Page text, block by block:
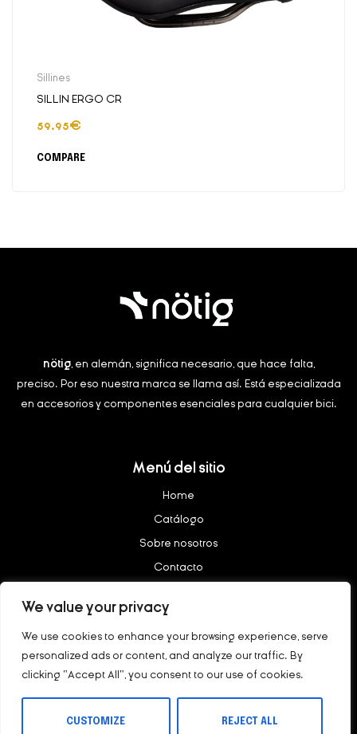
We value your privacy
We use cookies to enhance your browsing experience, serve
personalized ads or content, and analyze our traffic. By
clicking "Accept All", you consent to our use of cookies.
CUSTOMIZE REJECT ALL
Sillines
SILLIN ERGO CR
59.95€
COMPARE
nötig, en alemán, significa necesario, que hace falta,
preciso. Por eso nuestra marca se llama así. Está especializada
en accesorios y componentes esenciales para cualquier bici.
Menú del sitio
Home
Catálogo
Sobre nosotros
Contacto
Legal
Aviso legal
Política de privacidad